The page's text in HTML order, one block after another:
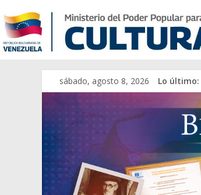
sábado, agosto 8, 2026 Lo último: